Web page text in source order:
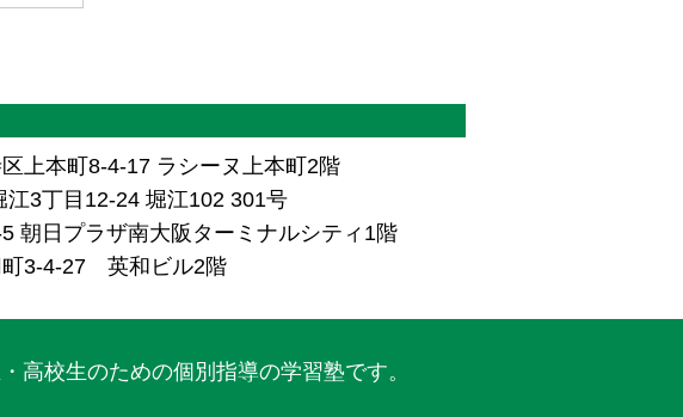
上本町8-4-17 ラシーヌ上本町2階
3丁目12-24 堀江102 301号
朝日プラザ南大阪ターミナルシティ1階
町3-4-27 英和ビル2階
高校生のための個別指導の学習塾です。